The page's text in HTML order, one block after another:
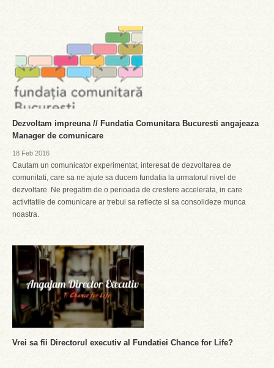
Dezvoltam impreuna // Fundatia Comunitara Bucuresti angajeaza
Manager de comunicare
18 Feb 2016
Cautam un comunicator experimentat, interesat de dezvoltarea de
comunitati, care sa ne ajute sa ducem fundatia la urmatorul nivel de
dezvoltare. Ne pregatim de o perioada de crestere accelerata, in care
activitatile de comunicare ar trebui sa reflecte si sa consolideze munca
noastra.
Vrei sa fii Directorul executiv al Fundatiei Chance for Life?